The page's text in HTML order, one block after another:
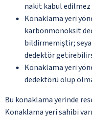
nakit kabul edilmez
Konaklama yeri
karbonmonoksit
bildirmemiştir;
dedektör
Konaklama yeri
dedektörü olup
Bu konaklama yerinde
Konaklama yeri sahibi